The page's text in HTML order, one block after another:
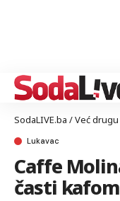
SodaLIVE.ba / Već
Lukavac
Caffe
časti